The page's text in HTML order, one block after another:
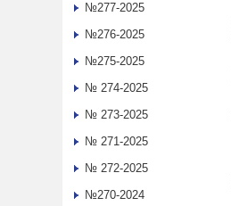
№277-2025
№276-2025
№275-2025
№ 274-2025
№ 273-2025
№ 271-2025
№ 272-2025
№270-2024